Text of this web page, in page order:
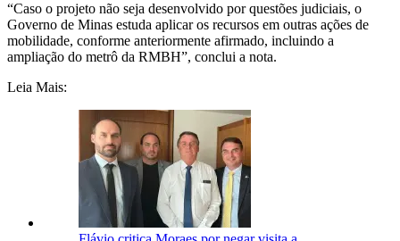
“Caso o projeto não seja desenvolvido por questões judiciais, o
Governo de Minas estuda aplicar os recursos em outras ações de
mobilidade, conforme anteriormente afirmado, incluindo a
ampliação do metrô da RMBH”, conclui a nota.
Leia Mais: